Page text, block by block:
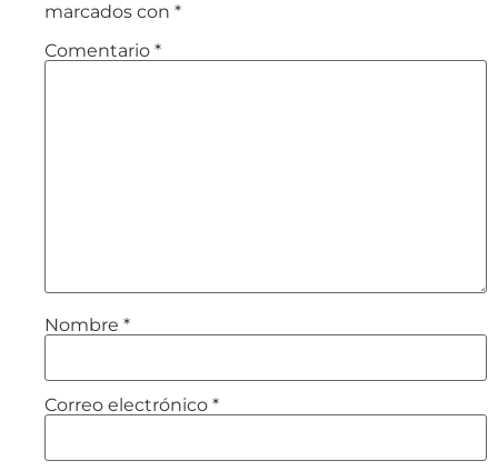
marcados con *
Comentario *
Nombre *
Correo electrónico *